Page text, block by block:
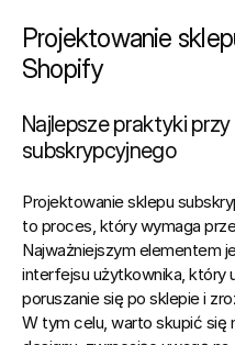
Projektowanie
Shopify
Najlepsze praktyki
subskrypcyjnego
Projektowanie sklepu
to proces, który wymaga
Najważniejszym elementem
interfejsu użytkownika, który
poruszanie się po sklepie i
W tym celu, warto skupić się